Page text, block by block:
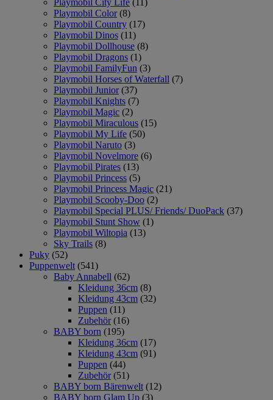
Playmobil City Life (11)
Playmobil Color (8)
Playmobil Country (17)
Playmobil Dinos (11)
Playmobil Dollhouse (8)
Playmobil Dragons (1)
Playmobil FamilyFun (3)
Playmobil Horses of Waterfall (7)
Playmobil Junior (37)
Playmobil Knights (7)
Playmobil Magic (2)
Playmobil Miraculous (15)
Playmobil My Life (50)
Playmobil Naruto (3)
Playmobil Novelmore (6)
Playmobil Pirates (13)
Playmobil Princess (5)
Playmobil Princess Magic (21)
Playmobil Scooby-Doo (2)
Playmobil Special PLUS/ Friends/ DuoPack (37)
Playmobil Stunt Show (1)
Playmobil Wiltopia (13)
Sky Trails (8)
Puky (52)
Puppenwelt (541)
Baby Annabell (62)
Kleidung 36cm (8)
Kleidung 43cm (32)
Puppen (11)
Zubehör (16)
BABY born (195)
Kleidung 36cm (17)
Kleidung 43cm (91)
Puppen (44)
Zubehör (51)
BABY born Bärenwelt (12)
BABY born Glam Up (3)